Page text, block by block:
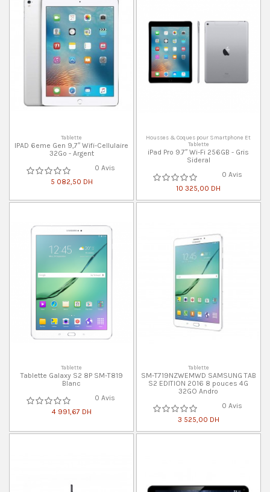
Tablette
IPAD 6eme Gen 9,7″ Wifi-Cellulaire
32Go - Argent
0 Avis
5 082,50 DH
Housses & Coques pour Smartphone Et
Tablette
iPad Pro 9.7″ Wi-Fi 256GB - Gris
Sideral
0 Avis
10 325,00 DH
Tablette
Tablette Galaxy S2 8P SM-T819
Blanc
0 Avis
4 991,67 DH
Tablette
SM-T719NZWEMWD SAMSUNG TAB
S2 EDITION 2016 8 pouces 4G
32GO Andro
0 Avis
3 525,00 DH